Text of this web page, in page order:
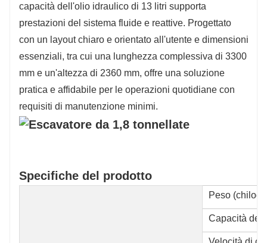
capacità dell'olio idraulico di 13 litri supporta
prestazioni del sistema fluide e reattive. Progettato
con un layout chiaro e orientato all'utente e dimensioni
essenziali, tra cui una lunghezza complessiva di 3300
mm e un'altezza di 2360 mm, offre una soluzione
pratica e affidabile per le operazioni quotidiane con
requisiti di manutenzione minimi.
Specifiche del prodotto
Peso
Capacità